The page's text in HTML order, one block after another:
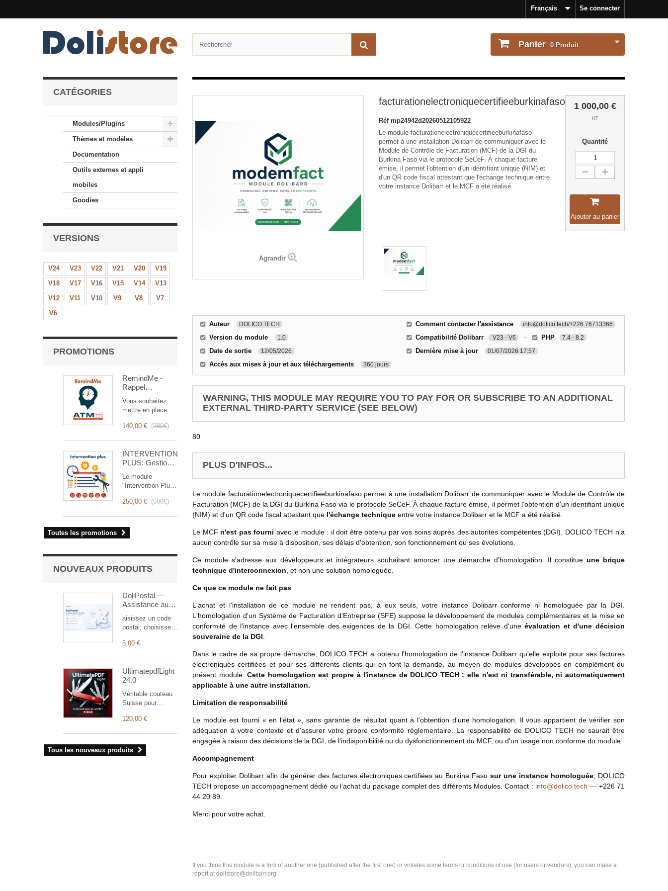
Se connecter
Français
Panier 0 Produit
CATÉGORIES
Modules/Plugins
Thèmes et modèles
Documentation
Outils externes et appli
mobiles
Goodies
VERSIONS
V24 V23 V22 V21 V20
V19
V18
V17 V16 V15 V14
V13
V12
V11 V10 V9 V8
V7
V6
PROMOTIONS
RemindMe -
Rappel
(mail,
événement,
notification)
Vous souhaitez
mettre en place
automatiques ?
Il permet de
programmer
différents types de
rappels en fonction
140,00 € (280€)
INTERVENTION
PLUS: Gestion
Interventions
Le module
"Intervention Plus"
révolutionnaire qui
des interventions,
de la planification
Conçu pour les
équipes
une suite complète
de fonctionnalités
suivi transparent et
efficace de chaque
250,00 € (500€)
Toutes les promotions
NOUVEAUX PRODUITS
DoliPostal —
Assistance aux
français
aisissez un code
postal, choisissez
laissez DoliPostal
les champs natifs
de Dolibarr.
5,00 €
UltimatepdfLight
24.0
Véritable couteau
Suisse pour
documents (la
que les
commandes,
120,00 €
Tous les nouveaux produits
Agrandir
facturationelectroniquecertifieeburkinafaso
Réf mp24942d20260512105922
Le module facturationelectroniquecertifieeburkinafaso
permet à une installation Dolibarr de communiquer avec le
Module de Contrôle de Facturation (MCF) de la DGI du
Burkina Faso via le protocole SeCeF. À chaque facture
émise, il permet l'obtention d'un identifiant unique (NIM) et
d'un QR code fiscal attestant que l'échange technique entre
votre instance Dolibarr et le MCF a été réalisé.
1 000,00 €
HT
Quantité
Ajouter au panier
Auteur DOLICO TECH
Version du module 1.0
Date de sortie 12/05/2026
Accès aux mises à jour et aux téléchargements 360 jours
Comment contacter l'assistance info@dolico.tech/+226 76713366
Compatibilité Dolibarr V23 - V6 - PHP 7.4 - 8.2
Dernière mise à jour 01/07/2026 17:57
WARNING, THIS MODULE MAY REQUIRE YOU TO PAY FOR OR SUBSCRIBE TO AN ADDITIONAL
EXTERNAL THIRD-PARTY SERVICE (SEE BELOW)
80
PLUS D'INFOS...
Le module facturationelectroniquecertifieeburkinafaso permet à une installation Dolibarr de communiquer avec le Module de Contrôle de
Facturation (MCF) de la DGI du Burkina Faso via le protocole SeCeF. À chaque facture émise, il permet l'obtention d'un identifiant unique
(NIM) et d'un QR code fiscal attestant que l'échange technique entre votre instance Dolibarr et le MCF a été réalisé.
Le MCF n'est pas fourni avec le module : il doit être obtenu par vos soins auprès des autorités compétentes (DGI). DOLICO TECH n'a
aucun contrôle sur sa mise à disposition, ses délais d'obtention, son fonctionnement ou ses évolutions.
Ce module s'adresse aux développeurs et intégrateurs souhaitant amorcer une démarche d'homologation. Il constitue une brique
technique d'interconnexion , et non une solution homologuée.
Ce que ce module ne fait pas
L'achat et l'installation de ce module ne rendent pas, à eux seuls, votre instance Dolibarr conforme ni homologuée par la DGI.
L'homologation d'un Système de Facturation d'Entreprise (SFE) suppose le développement de modules complémentaires et la mise en
conformité de l'instance avec l'ensemble des exigences de la DGI. Cette homologation relève d'uneévaluation et d'une décision
souveraine de la DGI
Dans le cadre de sa propre démarche, DOLICO TECH a obtenu l'homologation de l'instance Dolibarr qu'elle exploite pour ses factures
électroniques certifiées et pour ses différents clients qui en font la demande, au moyen de modules développés en complément du
présent module.Cette homologation est propre à l'instance de DOLICO TECH ; elle n'est ni transférable, ni automatiquement
applicable à une autre installation.
Limitation de responsabilité
Le module est fourni « en l'état », sans garantie de résultat quant à l'obtention d'une homologation. Il vous appartient de vérifier son
adéquation à votre contexte et d'assurer votre propre conformité réglementaire. La responsabilité de DOLICO TECH ne saurait être
engagée à raison des décisions de la DGI, de l'indisponibilité ou du dysfonctionnement du MCF, ou d'un usage non conforme du module.
Accompagnement
Pour exploiter Dolibarr afin de générer des factures électroniques certifiées au Burkina Fasosur une instance homologuée , DOLICO
TECH propose un accompagnement dédié ou l’achat du package complet des différents Modules. Contact : info@dolico.tech — +226 71
44 20 89.
Merci pour votre achat.
If you think this module is a fork of another one (published after the first one) or violates some terms or conditions of use (for users or vendors), you can make a
report at dolistore@dolibarr.org